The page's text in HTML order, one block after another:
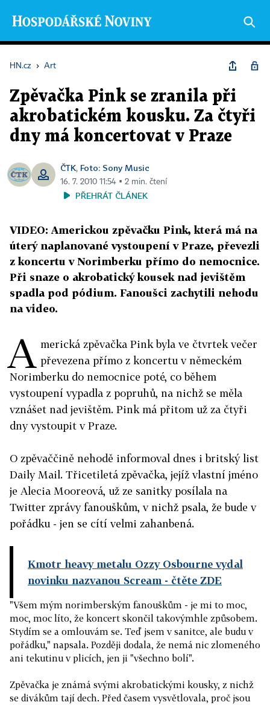
HN.cz › Art
Zpěvačka Pink se zranila při
akrobatickém kousku. Za čtyři
dny má koncertovat v Praze
ČTK, Foto: Sony Music
16. 7. 2010 11:54 ▪ 2 min. čtení
PŘEHRÁT ČLÁNEK
VIDEO: Americkou zpěvačku Pink, která má na
úterý naplanované vystoupení v Praze, převezli
z koncertu v Norimberku přímo do nemocnice.
Při snaze o akrobatický kousek nad jevištěm
spadla pod pódium. Fanoušci zachytili nehodu
na video.
A merická zpěvačka Pink byla ve čtvrtek večer
převezena přímo z koncertu v německém
Norimberku do nemocnice poté, co během
vystoupení vypadla z popruhů, na nichž se měla
vznášet nad jevištěm. Pink má přitom už za čtyři
dny vystoupit v Praze.
O zpěvaččině nehodě informoval dnes i britský list
Daily Mail. Třicetiletá zpěvačka, jejíž vlastní jméno
je Alecia Mooreová, už ze sanitky posílala na
Twitter zprávy fanouškům, v nichž psala, že bude v
pořádku - jen se cítí velmi zahanbená.
Kmotr heavy metalu Ozzy Osbourne vydal
novinku nazvanou Scream - čtěte ZDE
"Všem mým norimberským fanouškům - je mi to moc,
moc, moc líto, že koncert skončil takovýmhle způsobem.
Stydím se a omlouvám se. Teď jsem v sanitce, ale budu v
pořádku," napsala. Později dodala, že nemá nic zlomeného
ani tekutinu v plicích, jen ji "všechno bolí".
Zpěvačka je známá svými akrobatickými kousky, z nichž
se divákům tají dech. Před časem vysvětlovala, proč jsou